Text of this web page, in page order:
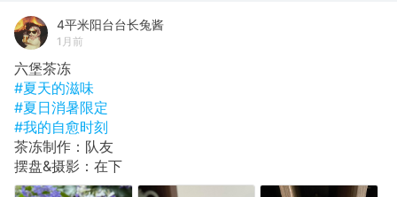
4平米阳台台长兔酱
1月前
六堡茶冻
#夏天的滋味
#夏日消暑限定
#我的自愈时刻
茶冻制作：队友
摆盘&摄影：在下